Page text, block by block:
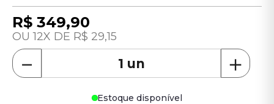
R$ 349,90
12 R$ 29,15
＋
－
Estoque disponível